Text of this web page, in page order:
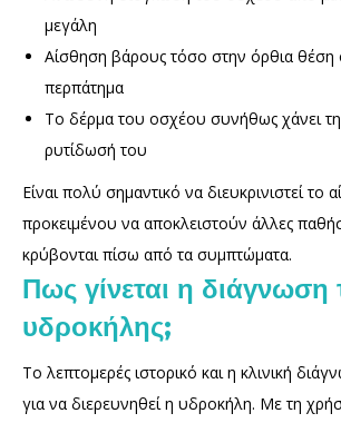
μεγάλη
Αίσθηση βάρους τόσο στην όρθια θέση
περπάτημα
Το δέρμα του οσχέου συνήθως χάνει
ρυτίδωσή του
Είναι πολύ σημαντικό να διευκρινιστεί το
προκειμένου να αποκλειστούν άλλες
κρύβονται πίσω από τα συμπτώματα.
Πως γίνεται η διάγνωση
υδροκήλης;
Το λεπτομερές ιστορικό και η κλινική
για να διερευνηθεί η υδροκήλη. Με τη